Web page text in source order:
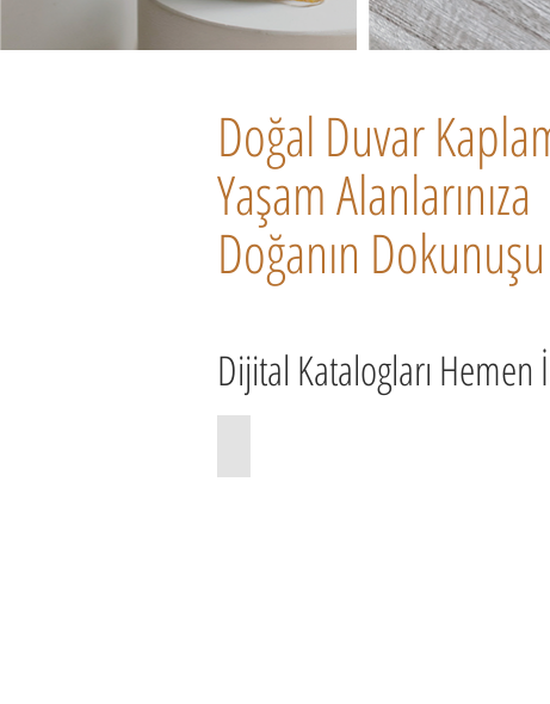
Doğal Duvar
Yaşam Alanlarınıza
Doğanın Dokunuşu
Dijital Katalogları Hemen